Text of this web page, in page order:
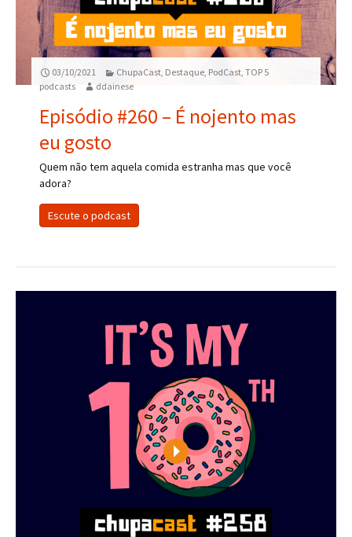
03/10/2021 ChupaCast, Destaque, PodCast,TOP 5
podcasts
ddainese
Episódio #260 – É nojento mas
eu gosto
Quem não tem aquela comida estranha mas que você
adora?
Escute o podcast
Play